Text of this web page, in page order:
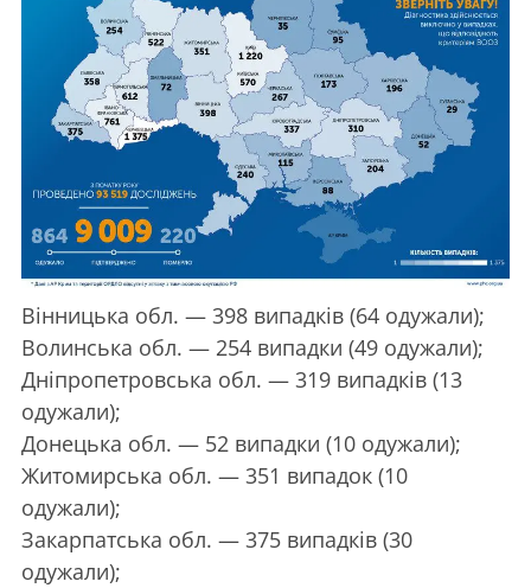
Вінницька обл. — 398 випадків (64 одужали);
Волинська обл. — 254 випадки (49 одужали);
Дніпропетровська обл. — 319 випадків (13
одужали);
Донецька обл. — 52 випадки (10 одужали);
Житомирська обл. — 351 випадок (10
одужали);
Закарпатська обл. — 375 випадків (30
одужали);